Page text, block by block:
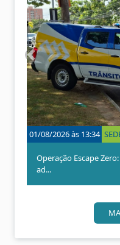
01/08/2026 às 13:34 SEDES
Operação Escape
ad...
A
n
t
r
i
o
r